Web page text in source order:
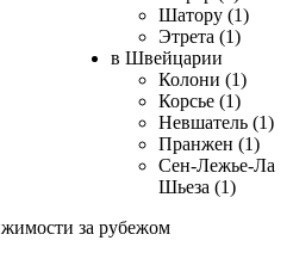
Шатору (1)
Этрета (1)
в Швейцарии
Колони (1)
Корсье (1)
Невшатель (1)
Пранжен (1)
Сен-Лежье-Ла
Шьеза (1)
за рубежом